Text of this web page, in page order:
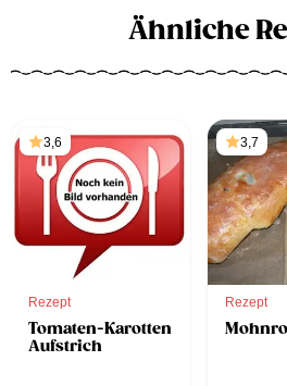
Ähnliche
3,6
Rezept
Tomaten-Karotten
Aufstrich
3,7
Rezept